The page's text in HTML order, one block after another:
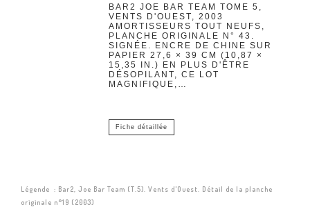
BAR2 JOE BAR TEAM TOME 5,
VENTS D'OUEST, 2003
AMORTISSEURS TOUT NEUFS,
PLANCHE ORIGINALE N° 43.
SIGNÉE. ENCRE DE CHINE SUR
PAPIER 27,6 × 39 CM (10,87 ×
15,35 IN.) EN PLUS D'ÊTRE
DÉSOPILANT, CE LOT
MAGNIFIQUE,…
Fiche détaillée
Légende : Bar2, Joe Bar Team (T.5). Vents d'Ouest. Détail de la planche
originale n°19 (2003)